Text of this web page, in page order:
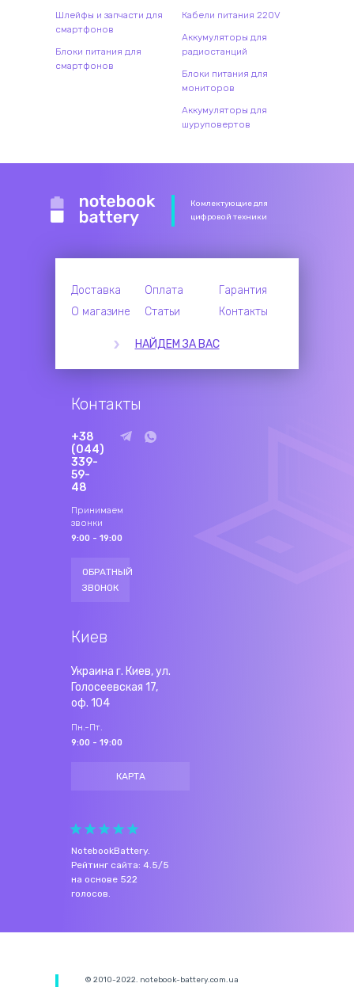
Шлейфы и запчасти для
смартфонов
Блоки питания для
смартфонов
Кабели питания 220V
Аккумуляторы для
радиостанций
Блоки питания для
мониторов
Аккумуляторы для
шуруповертов
Комлектующие для
цифровой техники
Доставка Оплата
Гарантия
О магазине
Статьи Контакты
НАЙДЕМ ЗА ВАС
Контакты
+38
(044)
339-
59-
48
Принимаем
звонки
9:00 - 19:00
ОБРАТНЫЙ
ЗВОНОК
Киев
Украина г. Киев, ул.
Голосеевская 17,
оф. 104
Пн.-Пт.
9:00 - 19:00
КАРТА
NotebookBattery.
Рейтинг сайта: 4.5/5
на основе 522
голосов.
© 2010-2022. notebook-battery.com.ua